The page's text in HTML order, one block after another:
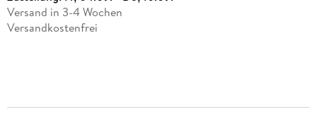
Versand in 3-4 Wochen
Versandkostenfrei